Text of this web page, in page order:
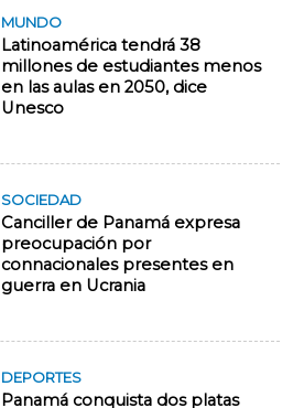
MUNDO
Latinoamérica tendrá 38
millones de estudiantes menos
en las aulas en 2050, dice
Unesco
SOCIEDAD
Canciller de Panamá expresa
preocupación por
connacionales presentes en
guerra en Ucrania
DEPORTES
Panamá conquista dos platas